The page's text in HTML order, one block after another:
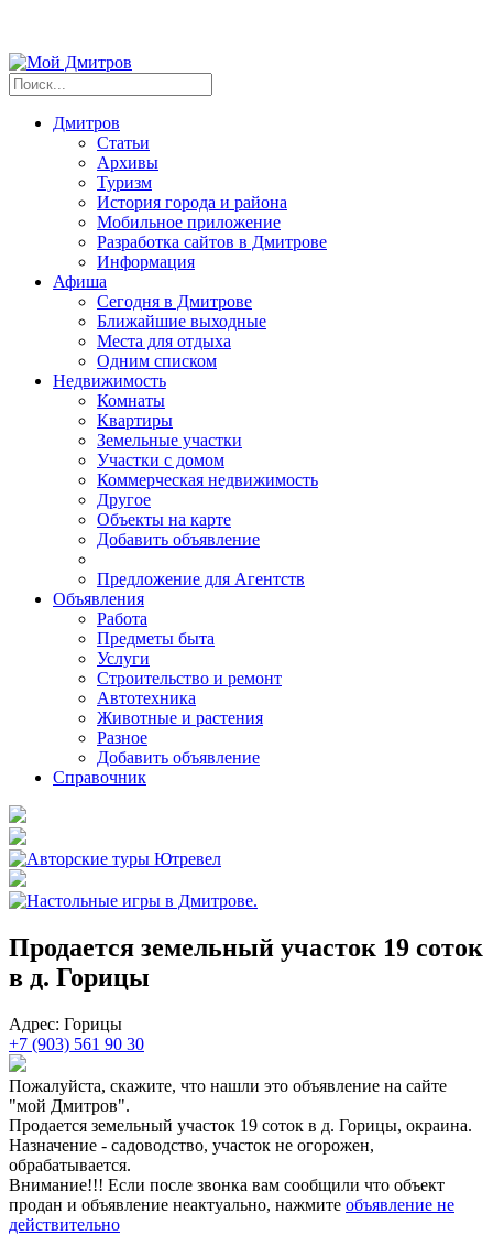
Дмитров
Статьи
Архивы
Туризм
История города и района
Мобильное приложение
Разработка сайтов в Дмитрове
Информация
Афиша
Сегодня в Дмитрове
Ближайшие выходные
Места для отдыха
Одним списком
Недвижимость
Комнаты
Квартиры
Земельные участки
Участки с домом
Коммерческая недвижимость
Другое
Объекты на карте
Добавить объявление
Предложение для Агентств
Объявления
Работа
Предметы быта
Услуги
Строительство и ремонт
Автотехника
Животные и растения
Разное
Добавить объявление
Справочник
Продается земельный участок 19 соток
в д. Горицы
Адрес: Горицы
+7 (903) 561 90 30
Пожалуйста, скажите, что нашли это объявление на сайте
"мой Дмитров".
Продается земельный участок 19 соток в д. Горицы, окраина.
Назначение - садоводство, участок не огорожен,
обрабатывается.
Внимание!!! Если после звонка вам сообщили что объект
продан и объявление неактуально, нажмите объявление не
действительно